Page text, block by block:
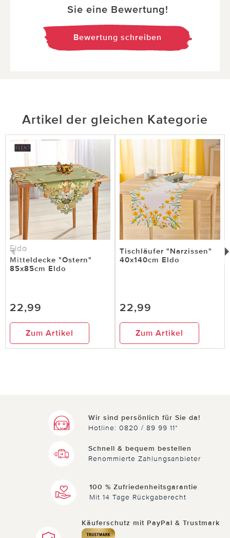
Sie eine Bewertung!
Bewertung schreiben
Artikel der gleichen Kategorie
Eldo
Mitteldecke "Ostern"
85x85cm Eldo
22,99
Zum Artikel
Tischläufer "Narzissen"
40x140cm Eldo
22,99
Zum Artikel
Wir sind persönlich für Sie da!
Hotline: 0820 / 89 99 11*
Schnell & bequem bestellen
Renommierte Zahlungsanbieter
100 % Zufriedenheitsgarantie
Mit 14 Tage Rückgaberecht
Käuferschutz mit PayPal & Trustmark